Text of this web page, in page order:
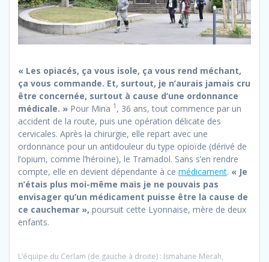
« Les opiacés, ça vous isole, ça vous rend méchant,
ça vous commande. Et, surtout, je n’aurais jamais cru
être concernée, surtout à cause d’une ordonnance
médicale. » Pour Mina 1 , 36 ans, tout commence par un
accident de la route, puis une opération délicate des
cervicales. Après la chirurgie, elle repart avec une
ordonnance pour un antidouleur du type opioïde (dérivé de
l’opium, comme l’héroïne), le Tramadol. Sans s’en rendre
compte, elle en devient dépendante à ce médicament. « Je
n’étais plus moi-même mais je ne pouvais pas
envisager qu’un médicament puisse être la cause de
ce cauchemar », poursuit cette Lyonnaise, mère de deux
enfants.
L’équipe du Cerlam (de gauche à droite) : Ismahane Merah,